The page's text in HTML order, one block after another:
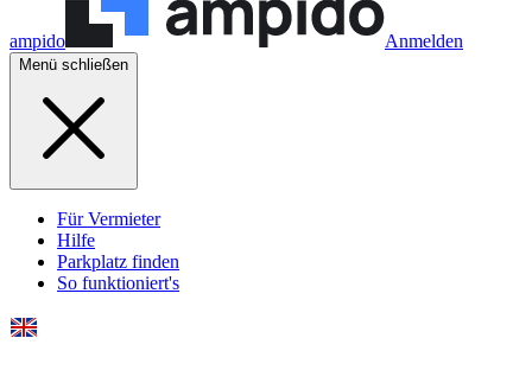
ampido Anmelden
Menü schließen
Für Vermieter
Hilfe
Parkplatz finden
So funktioniert's